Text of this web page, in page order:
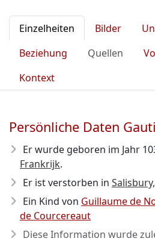
Einzelheiten Bilder
Beziehung
Quellen
Kontext
Persönliche Daten
Er wurde geboren im Jahr
Frankrijk.
Er ist verstorben in
Ein Kind von Guillaume de
de Courcereaut
Diese Information wurde